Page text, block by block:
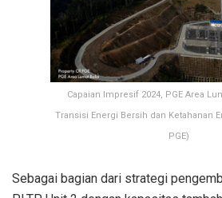
Capaian Impresif 2024, PGE Area
Transisi Energi Bersih dan Ketahanan
PGE)
Sebagai bagian dari strategi